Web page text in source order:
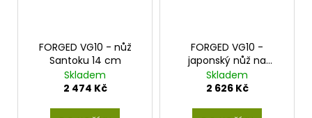
FORGED VG10 - nůž
Santoku 14 cm
Skladem
2 474 Kč
FORGED VG10 -
japonský nůž na
zeleninu 17,5 cm
Skladem
2 626 Kč